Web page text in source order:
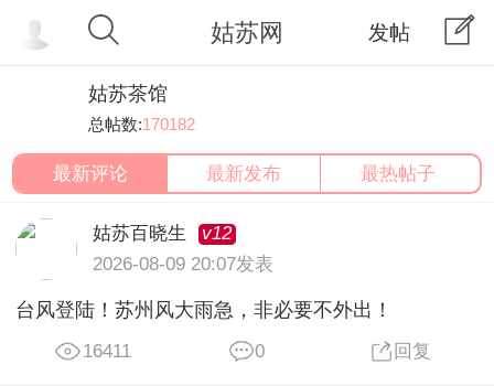
姑苏网 发帖
姑苏茶馆
总帖数:170182
最新评论 最新发布 最热帖子
姑苏百晓生
v12
2026-08-09 20:07发表
台风登陆！苏州风大雨急，非必要不外出！
16411 0 回复